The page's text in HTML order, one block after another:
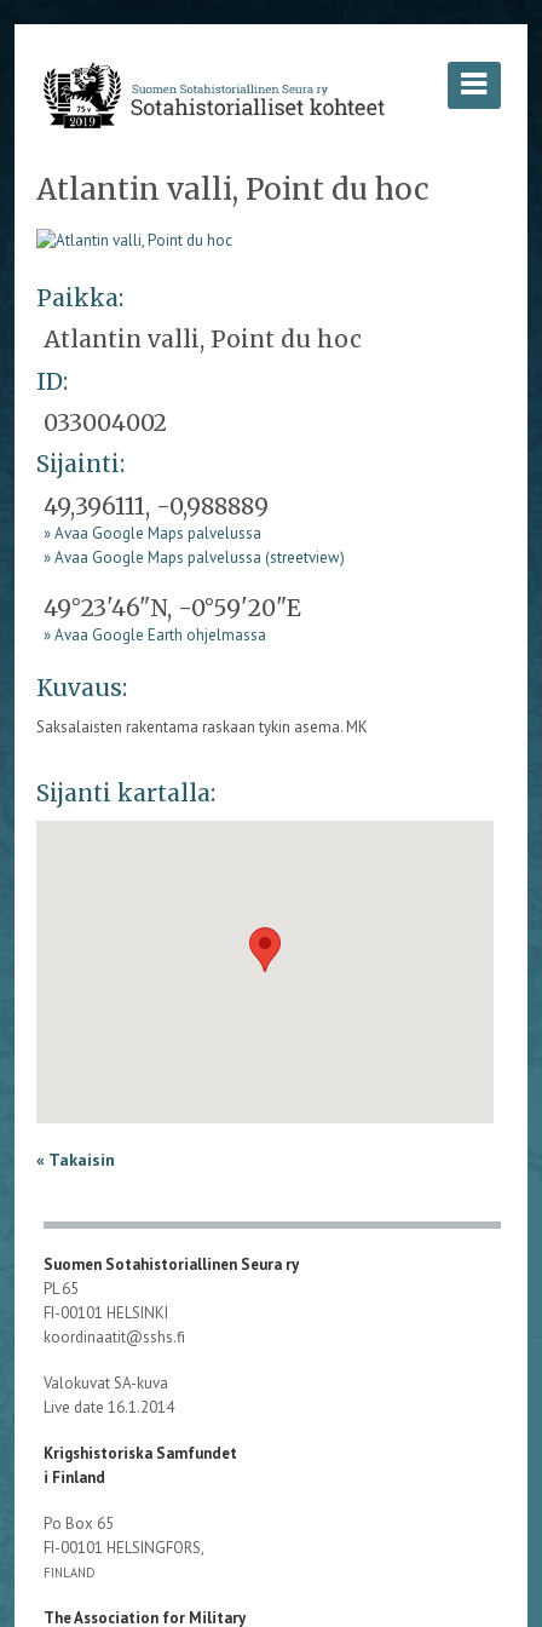
Atlantin valli, Point du hoc
Paikka:
Atlantin valli, Point du hoc
ID:
033004002
Sijainti:
49,396111, -0,988889
» Avaa Google Maps palvelussa
» Avaa Google Maps palvelussa (streetview)
49°23'46"N, -0°59'20"E
» Avaa Google Earth ohjelmassa
Kuvaus:
Saksalaisten rakentama raskaan tykin asema. MK
Sijanti kartalla:
« Takaisin
Suomen Sotahistoriallinen Seura ry
PL 65
FI-00101 HELSINKI
koordinaatit@sshs.fi
Valokuvat SA-kuva
Live date 16.1.2014
Krigshistoriska Samfundet
i Finland
Po Box 65
FI-00101 HELSINGFORS,
FINLAND
The Association for Military